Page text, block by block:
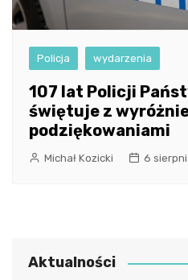
Policja wydarzenia
107 lat Policji
świętuje z
podziękowaniami
Michał Kozicki 6
Aktualności